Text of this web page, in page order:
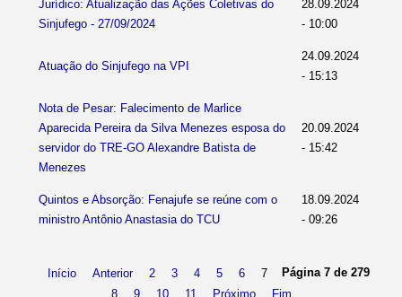
Jurídico: Atualização das Ações Coletivas do
Sinjufego - 27/09/2024
28.09.2024
- 10:00
Atuação do Sinjufego na VPI
24.09.2024
- 15:13
Nota de Pesar: Falecimento de Marlice
Aparecida Pereira da Silva Menezes esposa do
servidor do TRE-GO Alexandre Batista de
Menezes
20.09.2024
- 15:42
Quintos e Absorção: Fenajufe se reúne com o
ministro Antônio Anastasia do TCU
18.09.2024
- 09:26
Página 7 de 279
Início Anterior 2 3 4 5 6
7
8
9 10 11 Próximo Fim